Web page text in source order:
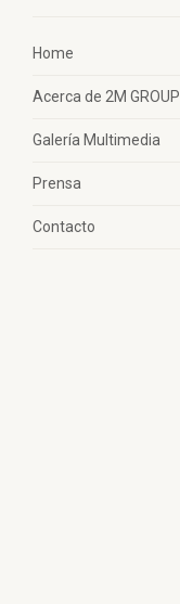
Home
Acerca de 2M GROUP
Galería Multimedia
Prensa
Contacto